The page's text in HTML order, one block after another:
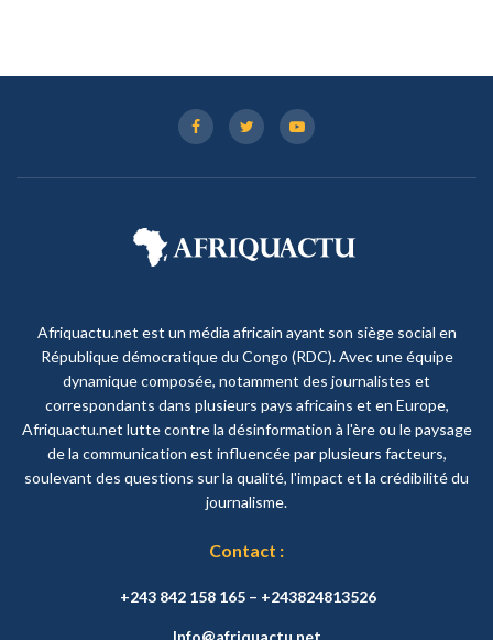
Afriquactu.net est un média africain ayant son siège social en
République démocratique du Congo (RDC). Avec une équipe
dynamique composée, notamment des journalistes et
correspondants dans plusieurs pays africains et en Europe,
Afriquactu.net lutte contre la désinformation à l'ère ou le paysage
de la communication est influencée par plusieurs facteurs,
soulevant des questions sur la qualité, l'impact et la crédibilité du
journalisme.
Contact :
+243 842 158 165 – +243824813526
Info@afriquactu.net